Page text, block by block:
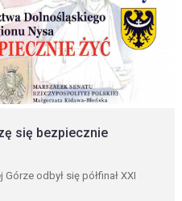
się bezpiecznie
odbył się półfinał XXI